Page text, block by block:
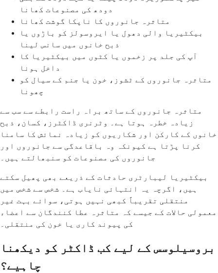
دودھ کی مصنوعات کھانا
متاثرہ جانوروں کا ناپکا گوشت کھانا
بیکٹیریا والی دھول یا ایروسولز کو باڑوں یا
ذبح خانوں میں سانس لینا
آپ کی جلد پر زخموں یا کٹوں میں بیکٹیریا کا
داخل ہونا
متاثرہ جانوروں کے ٹشوز، خون یا جنم کے سیال کو
چھونا
متاثرہ جانوروں کے ساتھ براہ راست رابطے سے سب سے
زیادہ خطرہ ہوتا ہے۔ وٹرنری ڈاکٹرز، کسان، ذبح
خانوں کے کارکن اور شکاریوں کو زیادہ نمائش کا سامنا
کرنا پڑتا ہے کیونکہ وہ باقاعدگی سے جانوروں اور
جانوروں کی مصنوعات کو سنبھالتے ہیں۔
بیکٹیریا لیبارٹری حادثات کے ذریعے بھی پھیل سکتے
ہیں، اگرچہ یہ انتہائی نایاب ہے۔ شخص سے شخص میں
منتقلی تقریباً کبھی نہیں ہوتی، سوائے بہت غیر
معمولی حالات کے جیسے کہ متاثرہ عطا کنندگان سے اعضاء
کی پیوند کاری یا خون کی منتقلی۔
بروسیلوسس کے لیے کب ڈاکٹر کو دیکھنا
چاہیے؟